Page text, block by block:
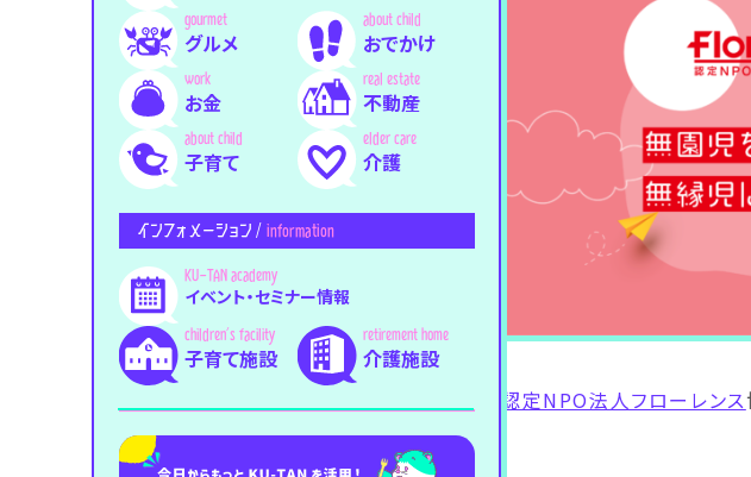
グルメ おでかけ
お金 不動産
子育て 介護
インフォメーション / information
イベント・セミナー情報
子育て施設 介護施設
認定NPO法人フローレンス